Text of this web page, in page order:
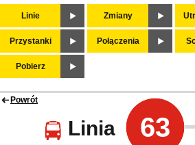
Linie Zmiany
Przystanki Połączenia
Pobierz
Powrót
Linia 63